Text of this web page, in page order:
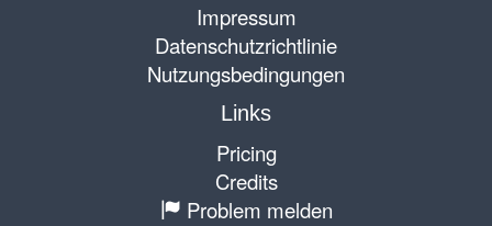
Impressum
Datenschutzrichtlinie
Nutzungsbedingungen
Links
Pricing
Credits
Problem melden